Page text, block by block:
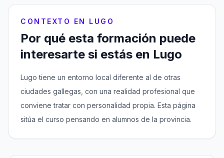
CONTEXTO EN LUGO
Por qué esta formación puede
interesarte si estás en Lugo
Lugo tiene un entorno local diferente al de otras
ciudades gallegas, con una realidad profesional que
conviene tratar con personalidad propia. Esta página
sitúa el curso pensando en alumnos de la provincia.